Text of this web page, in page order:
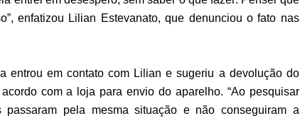
enfatizou Lilian Estevanato, que denunciou o fato nas
entrou em contato com Lilian e sugeriu a devolução do
com a loja para envio do aparelho. “Ao pesquisar
pela mesma situação e não conseguiram a